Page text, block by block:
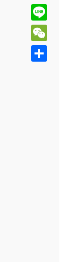
WhatsApp
Line
WeChat